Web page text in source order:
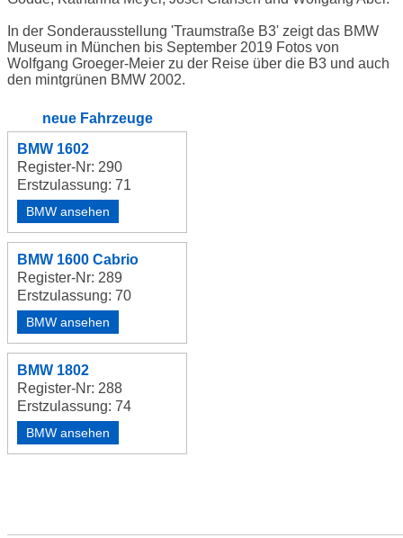
In der Sonderausstellung 'Traumstraße B3' zeigt das BMW
Museum in München bis September 2019 Fotos von
Wolfgang Groeger-Meier zu der Reise über die B3 und auch
den mintgrünen BMW 2002.
neue Fahrzeuge
BMW 1602
Register-Nr: 290
Erstzulassung: 71
BMW ansehen
BMW 1600 Cabrio
Register-Nr: 289
Erstzulassung: 70
BMW ansehen
BMW 1802
Register-Nr: 288
Erstzulassung: 74
BMW ansehen